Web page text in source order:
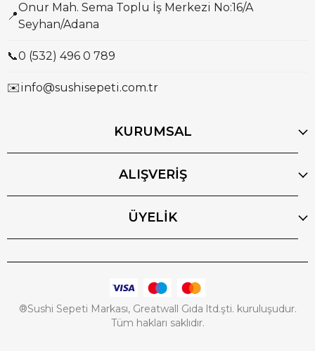
📍
Onur Mah. Sema Toplu İş Merkezi No:16/A
Seyhan/Adana
📞0 (532) 496 0 789
✉️info@sushisepeti.com.tr
KURUMSAL
ALIŞVERİŞ
ÜYELİK
®Sushi Sepeti Markası, Greatwall Gıda ltd.şti. kuruluşudur.
Tüm hakları saklıdır.